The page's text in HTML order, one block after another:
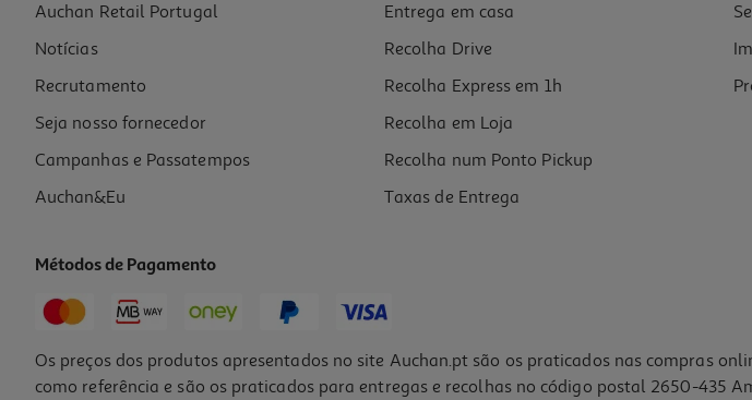
Bicicleta Fantasy Rosa Com Rodas De Apoio Toimsa R12"
99.99 €/un
99,99 €
Auchan Retail Portugal
Notícias
Recrutamento
Seja nosso fornecedor
Campanhas e Passatempos
Auchan&Eu
Entrega em casa
Recolha Drive
Recolha Express em 1h
Recolha em Loja
Recolha num Ponto Pickup
Taxas de Entrega
Métodos de Pagamento
Os preços dos produtos apresentados no site Auchan.pt são os praticados nas compras
como referência e são os praticados para entregas e recolhas no código postal 2650-435